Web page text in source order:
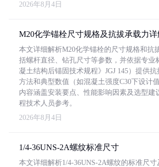
2026年8月4日
M20化学锚栓尺寸规格及抗拔承载力详
本文详细解析M20化学锚栓的尺寸规格和抗
括螺杆直径、钻孔尺寸等参数，并依据专业
凝土结构后锚固技术规程》JGJ 145）提供
方法和典型数值（如混凝土强度C30下设计值
内容涵盖安装要点、性能影响因素及选型建
程技术人员参考。
2026年8月4日
1/4-36UNS-2A螺纹标准尺寸
本文详细解析1/4-36UNS-2A螺纹的标准尺寸